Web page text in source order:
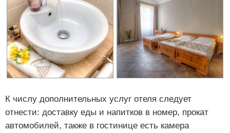
К числу дополнительных услуг отеля следует
отнести: доставку еды и напитков в номер, прокат
автомобилей, также в гостинице есть камера